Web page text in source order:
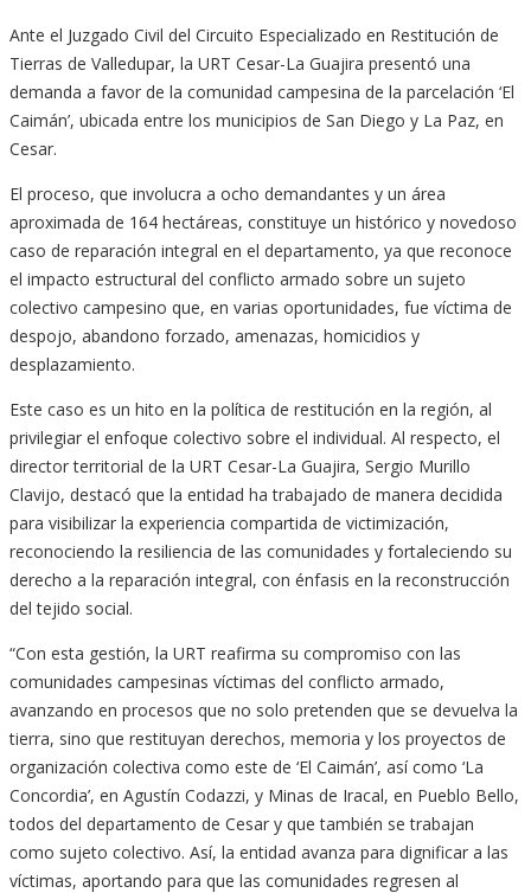
Ante el Juzgado Civil del Circuito Especializado en Restitución de
Tierras de Valledupar, la URT Cesar-La Guajira presentó una
demanda a favor de la comunidad campesina de la parcelación ‘El
Caimán’, ubicada entre los municipios de San Diego y La Paz, en
Cesar.
El proceso, que involucra a ocho demandantes y un área
aproximada de 164 hectáreas, constituye un histórico y novedoso
caso de reparación integral en el departamento, ya que reconoce
el impacto estructural del conflicto armado sobre un sujeto
colectivo campesino que, en varias oportunidades, fue víctima de
despojo, abandono forzado, amenazas, homicidios y
desplazamiento.
Este caso es un hito en la política de restitución en la región, al
privilegiar el enfoque colectivo sobre el individual. Al respecto, el
director territorial de la URT Cesar-La Guajira, Sergio Murillo
Clavijo, destacó que la entidad ha trabajado de manera decidida
para visibilizar la experiencia compartida de victimización,
reconociendo la resiliencia de las comunidades y fortaleciendo su
derecho a la reparación integral, con énfasis en la reconstrucción
del tejido social.
“Con esta gestión, la URT reafirma su compromiso con las
comunidades campesinas víctimas del conflicto armado,
avanzando en procesos que no solo pretenden que se devuelva la
tierra, sino que restituyan derechos, memoria y los proyectos de
organización colectiva como este de ‘El Caimán’, así como ‘La
Concordia’, en Agustín Codazzi, y Minas de Iracal, en Pueblo Bello,
todos del departamento de Cesar y que también se trabajan
como sujeto colectivo. Así, la entidad avanza para dignificar a las
víctimas, aportando para que las comunidades regresen al